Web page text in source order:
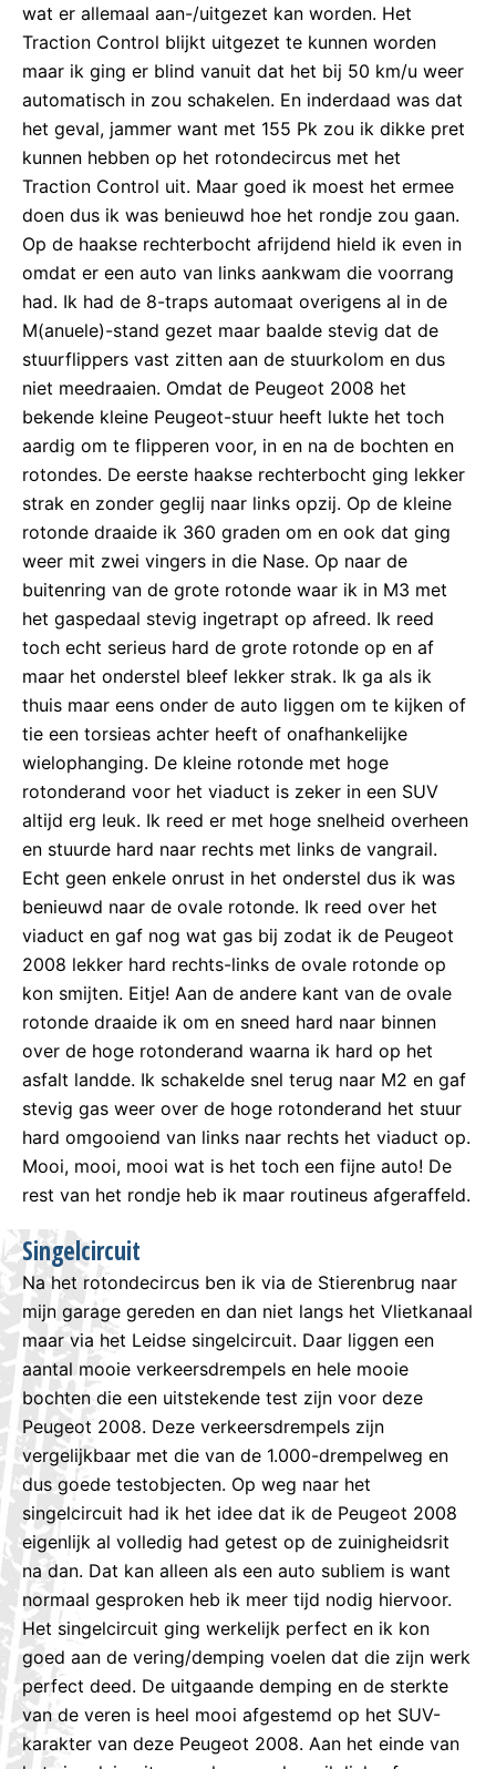
wat er allemaal aan-/uitgezet kan worden. Het
Traction Control blijkt uitgezet te kunnen worden
maar ik ging er blind vanuit dat het bij 50 km/u weer
automatisch in zou schakelen. En inderdaad was dat
het geval, jammer want met 155 Pk zou ik dikke pret
kunnen hebben op het rotondecircus met het
Traction Control uit. Maar goed ik moest het ermee
doen dus ik was benieuwd hoe het rondje zou gaan.
Op de haakse rechterbocht afrijdend hield ik even in
omdat er een auto van links aankwam die voorrang
had. Ik had de 8-traps automaat overigens al in de
M(anuele)-stand gezet maar baalde stevig dat de
stuurflippers vast zitten aan de stuurkolom en dus
niet meedraaien. Omdat de Peugeot 2008 het
bekende kleine Peugeot-stuur heeft lukte het toch
aardig om te flipperen voor, in en na de bochten en
rotondes. De eerste haakse rechterbocht ging lekker
strak en zonder geglij naar links opzij. Op de kleine
rotonde draaide ik 360 graden om en ook dat ging
weer mit zwei vingers in die Nase. Op naar de
buitenring van de grote rotonde waar ik in M3 met
het gaspedaal stevig ingetrapt op afreed. Ik reed
toch echt serieus hard de grote rotonde op en af
maar het onderstel bleef lekker strak. Ik ga als ik
thuis maar eens onder de auto liggen om te kijken of
tie een torsieas achter heeft of onafhankelijke
wielophanging. De kleine rotonde met hoge
rotonderand voor het viaduct is zeker in een SUV
altijd erg leuk. Ik reed er met hoge snelheid overheen
en stuurde hard naar rechts met links de vangrail.
Echt geen enkele onrust in het onderstel dus ik was
benieuwd naar de ovale rotonde. Ik reed over het
viaduct en gaf nog wat gas bij zodat ik de Peugeot
2008 lekker hard rechts-links de ovale rotonde op
kon smijten. Eitje! Aan de andere kant van de ovale
rotonde draaide ik om en sneed hard naar binnen
over de hoge rotonderand waarna ik hard op het
asfalt landde. Ik schakelde snel terug naar M2 en gaf
stevig gas weer over de hoge rotonderand het stuur
hard omgooiend van links naar rechts het viaduct op.
Mooi, mooi, mooi wat is het toch een fijne auto! De
rest van het rondje heb ik maar routineus afgeraffeld.
Singelcircuit
Na het rotondecircus ben ik via de Stierenbrug naar
mijn garage gereden en dan niet langs het Vlietkanaal
maar via het Leidse singelcircuit. Daar liggen een
aantal mooie verkeersdrempels en hele mooie
bochten die een uitstekende test zijn voor deze
Peugeot 2008. Deze verkeersdrempels zijn
vergelijkbaar met die van de 1.000-drempelweg en
dus goede testobjecten. Op weg naar het
singelcircuit had ik het idee dat ik de Peugeot 2008
eigenlijk al volledig had getest op de zuinigheidsrit
na dan. Dat kan alleen als een auto subliem is want
normaal gesproken heb ik meer tijd nodig hiervoor.
Het singelcircuit ging werkelijk perfect en ik kon
goed aan de vering/demping voelen dat die zijn werk
perfect deed. De uitgaande demping en de sterkte
van de veren is heel mooi afgestemd op het SUV-
karakter van deze Peugeot 2008. Aan het einde van